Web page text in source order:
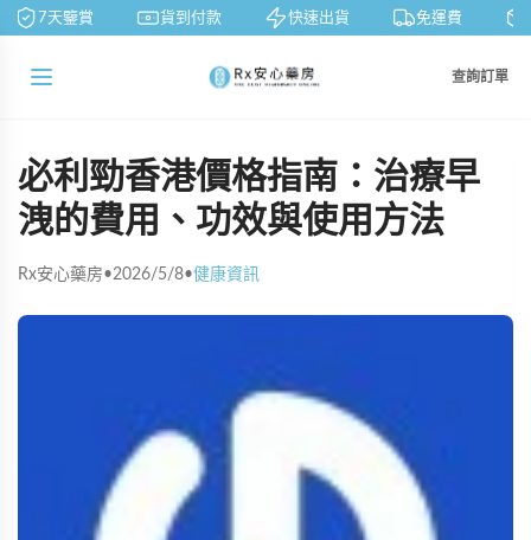
7天鑒賞 貨到付款 快速出貨 免運費
查詢訂單
必利勁香港價格指南：治療早
洩的費用、功效與使用方法
Rx安心藥房•2026/5/8•健康資訊